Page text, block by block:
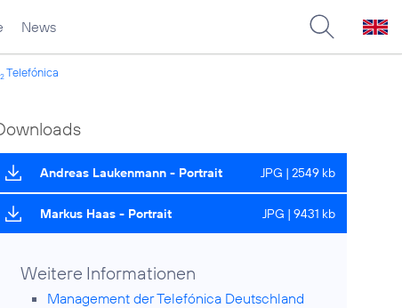
News
2Telefónica
Andreas Laukenmann - Portrait JPG | 2549 kb
Markus Haas - Portrait JPG | 9431 kb
Weitere Informationen
Management der Telefónica Deutschland